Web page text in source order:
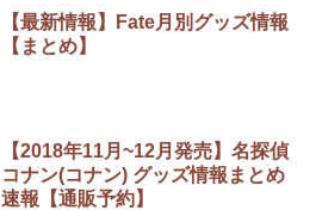
ローズ クリアキーチャーム ...
【最新情報】Fate月別グッズ情報
【まとめ】
【2018年11月~12月発売】名探偵
コナン(コナン) グッズ情報まとめ
速報【通販予約】